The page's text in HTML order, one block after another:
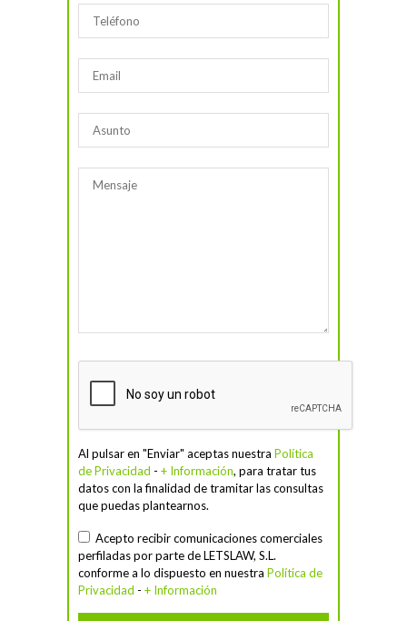
Al pulsar en "Enviar" aceptas nuestra Política
de Privacidad - + Información, para tratar tus
datos con la finalidad de tramitar las consultas
que puedas plantearnos.
Acepto recibir comunicaciones comerciales
perfiladas por parte de LETSLAW, S.L.
conforme a lo dispuesto en nuestra Política de
Privacidad - + Información